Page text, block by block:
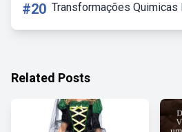
#20 Transformações Quimicas
Related Posts